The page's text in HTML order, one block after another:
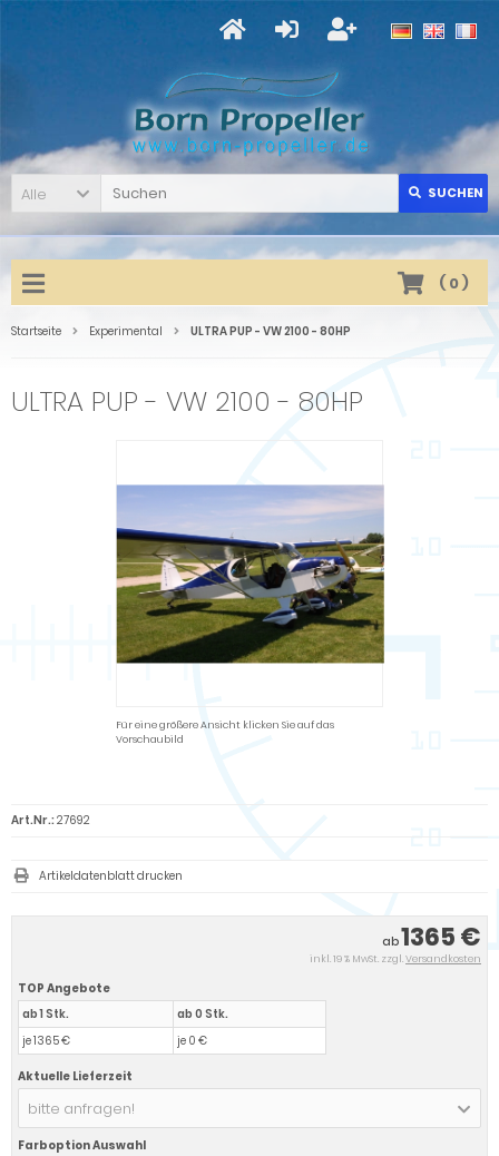
Alle SUCHEN
( 0)
Startseite Experimental ULTRA PUP - VW 2100 - 80HP
ULTRA PUP - VW 2100 - 80HP
Für eine größere Ansicht klicken Sie auf das
Vorschaubild
ab1365 €
inkl. 19 % MwSt. zzgl.Versandkosten
TOP Angebote
ab 1 Stk.
je 1365 €
ab 0 Stk.
je 0 €
Aktuelle Lieferzeit
bitte anfragen!
Farboption Auswahl
Art.Nr.: 27692
Artikeldatenblatt drucken